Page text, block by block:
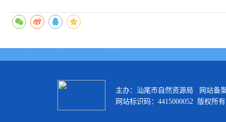
主办：汕尾市自然资源局 网站备
网站标识码：4415000052 版权所